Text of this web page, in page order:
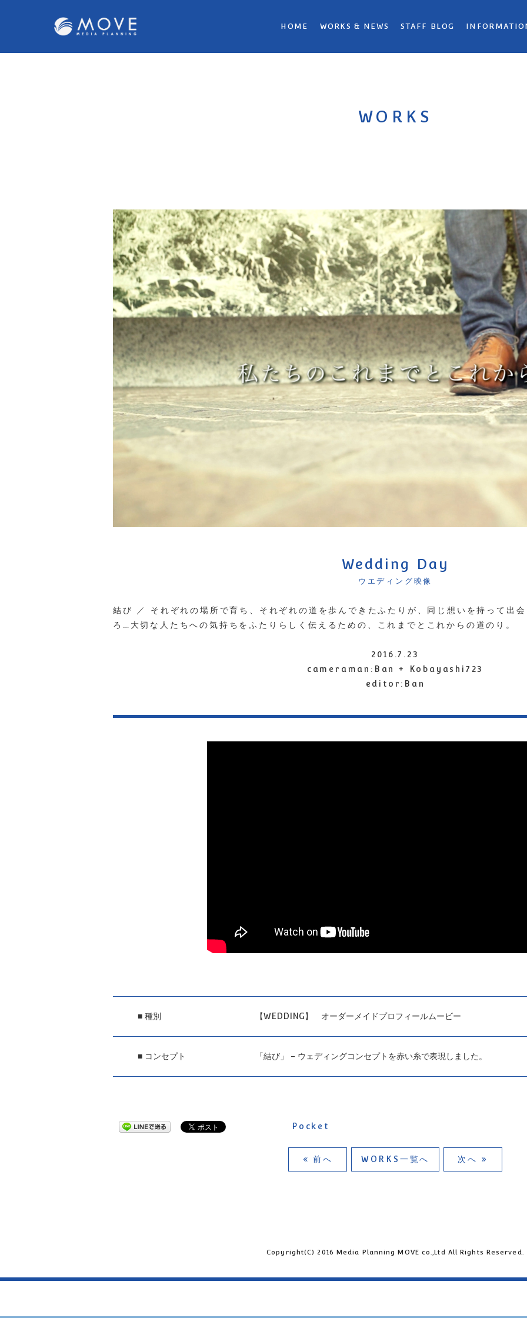
HOME WORKS & NEWS STAFF BLOG
WORKS
Wedding Day
ウエディング映像
結び ／ それぞれの場所で育ち、それぞれの道を歩んできたふたりが、同じ想いを持って出
ろ…大切な人たちへの気持ちをふたりらしく伝えるための、これまでとこれからの道のり。
2016.7.23
cameraman:Ban + Kobayashi723
editor:Ban
■ 種別 【WEDDING】 オーダーメイドプロフィールムービー
■ コンセプト 「結び」 – ウェディングコンセプトを赤い糸で表現しました。
Pocket
« 前へ WORKS一覧へ 次へ »
Copyright(C) 2016 Media Planning MOVE co.,Ltd All Rights Reserved.